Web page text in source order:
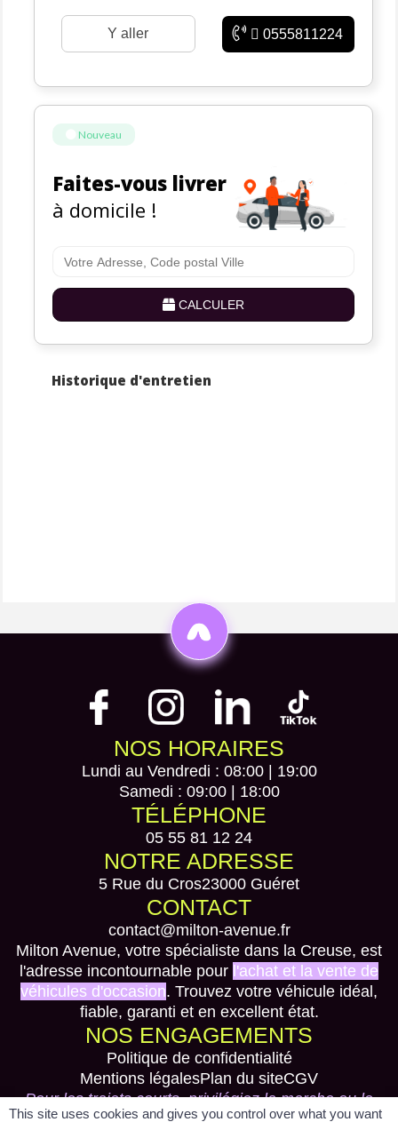
Y aller 0555811224
Nouveau
Faites-vous livrer
à domicile !
CALCULER
Historique d'entretien
TÉLÉPHONE
05 55 81 12 24
NOS HORAIRES
Lundi au Vendredi : 08:00 | 19:00
Samedi : 09:00 | 18:00
NOTRE ADRESSE
5 Rue du Cros23000 Guéret
CONTACT
contact@milton-avenue.fr
Milton Avenue, votre spécialiste dans la Creuse, est
l'adresse incontournable pour l'achat et la vente de
véhicules d'occasion. Trouvez votre véhicule idéal,
fiable, garanti et en excellent état.
NOS ENGAGEMENTS
Politique de confidentialité
Mentions légalesPlan du siteCGV
Pour les trajets courts, privilégiez la marche ou le
This site uses cookies and gives you control over what you want